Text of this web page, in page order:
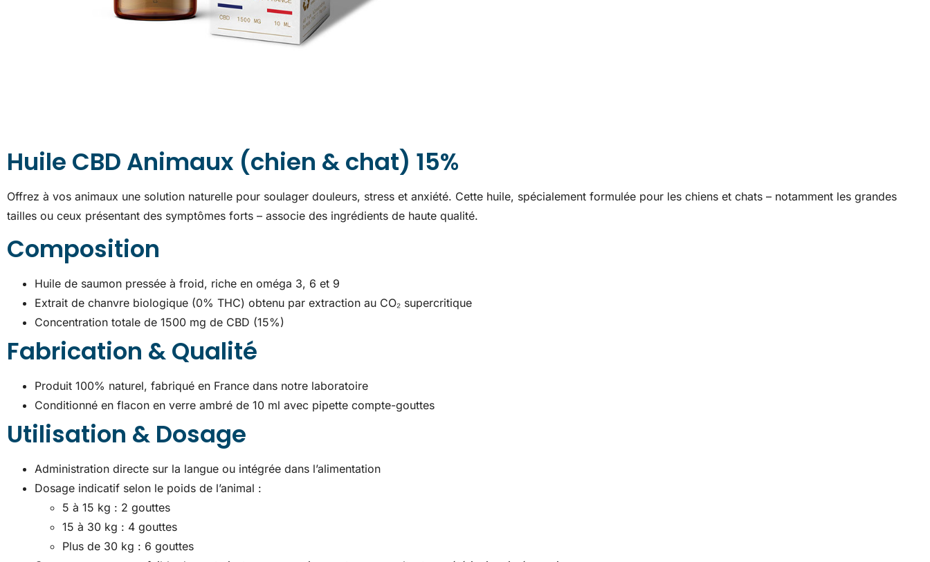
Huile CBD Animaux (chien & chat) 15%
Offrez à vos animaux une solution naturelle pour soulager douleurs, stress et anxiété. Cette huile, spécialement formulée pour les chiens et chats – notamment les grandes
tailles ou ceux présentant des symptômes forts – associe des ingrédients de haute qualité.
Composition
Huile de saumon pressée à froid, riche en oméga 3, 6 et 9
Extrait de chanvre biologique (0% THC) obtenu par extraction au CO₂ supercritique
Concentration totale de 1500 mg de CBD (15%)
Fabrication & Qualité
Produit 100% naturel, fabriqué en France dans notre laboratoire
Conditionné en flacon en verre ambré de 10 ml avec pipette compte-gouttes
Utilisation & Dosage
Administration directe sur la langue ou intégrée dans l’alimentation
Dosage indicatif selon le poids de l’animal :
5 à 15 kg : 2 gouttes
15 à 30 kg : 4 gouttes
Plus de 30 kg : 6 gouttes